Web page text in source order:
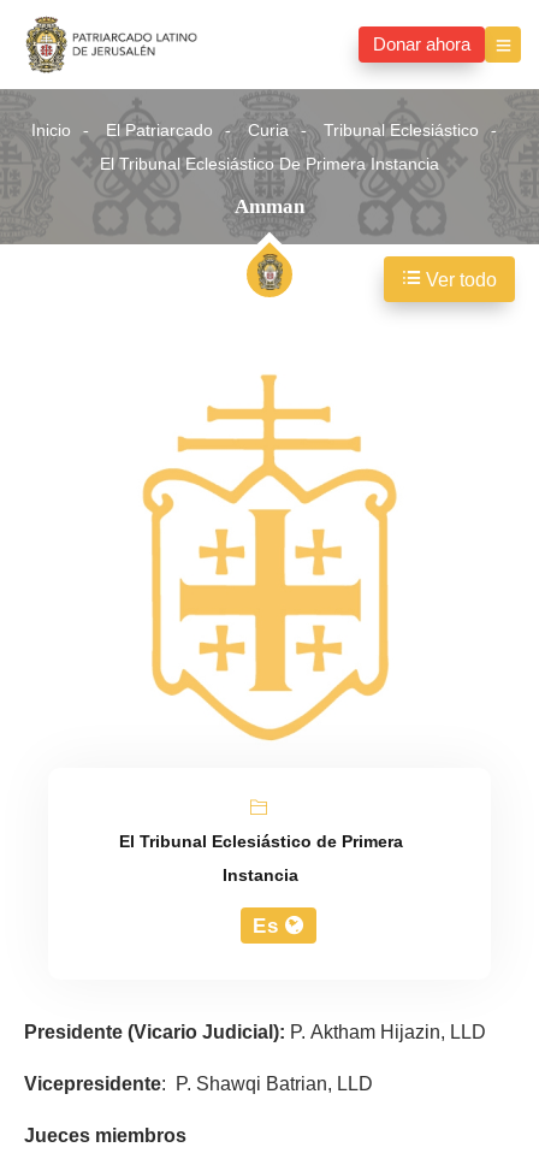
Donar ahora
Inicio El Patriarcado Curia
Tribunal Eclesiástico
El Tribunal Eclesiástico De Primera Instancia
Amman
El Tribunal Eclesiástico de Primera
Instancia
Es
Presidente(Vicario Judicial):P. Aktham Hijazin, LLD
Vicepresidente: P. Shawqi Batrian, LLD
Jueces miembros
Ver todo